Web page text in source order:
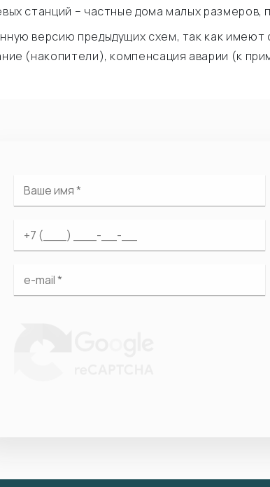
станций – частные дома малых размеров,
версию предыдущих схем, так как
(накопители), компенсация аварии (к